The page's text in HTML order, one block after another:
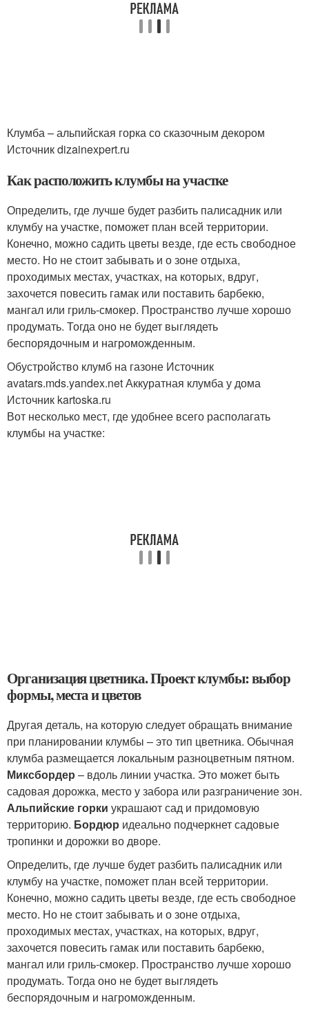
Клумба – альпийская горка со сказочным декором
Источник dizainexpert.ru
Как расположить клумбы на участке
Определить, где лучше будет разбить палисадник или
клумбу на участке, поможет план всей территории.
Конечно, можно садить цветы везде, где есть свободное
место. Но не стоит забывать и о зоне отдыха,
проходимых местах, участках, на которых, вдруг,
захочется повесить гамак или поставить барбекю,
мангал или гриль-смокер. Пространство лучше хорошо
продумать. Тогда оно не будет выглядеть
беспорядочным и нагроможденным.
Обустройство клумб на газоне Источник
avatars.mds.yandex.netАккуратная клумба у дома
Источник kartoska.ru
Вот несколько мест, где удобнее всего располагать
клумбы на участке:
Организация цветника. Проект клумбы: выбор
формы, места и цветов
Другая деталь, на которую следует обращать внимание
при планировании клумбы – это тип цветника. Обычная
клумба размещается локальным разноцветным пятном.
Миксбордер – вдоль линии участка. Это может быть
садовая дорожка, место у забора или разграничение зон.
Альпийские горки украшают сад и придомовую
территорию. Бордюр идеально подчеркнет садовые
тропинки и дорожки во дворе.
Определить, где лучше будет разбить палисадник или
клумбу на участке, поможет план всей территории.
Конечно, можно садить цветы везде, где есть свободное
место. Но не стоит забывать и о зоне отдыха,
проходимых местах, участках, на которых, вдруг,
захочется повесить гамак или поставить барбекю,
мангал или гриль-смокер. Пространство лучше хорошо
продумать. Тогда оно не будет выглядеть
беспорядочным и нагроможденным.